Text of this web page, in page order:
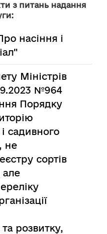
з питань надання
насіння і
Міністрів
№964
Порядку
садивного
не
сортів
але
розвитку,